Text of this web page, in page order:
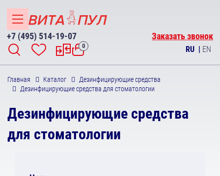
+7 (495) 514-19-07 Заказать звонок
0 RU | EN
Главная Каталог
Дезинфицирующие средства
Дезинфицирующие средства для стоматологии
Дезинфицирующие средства
для стоматологии